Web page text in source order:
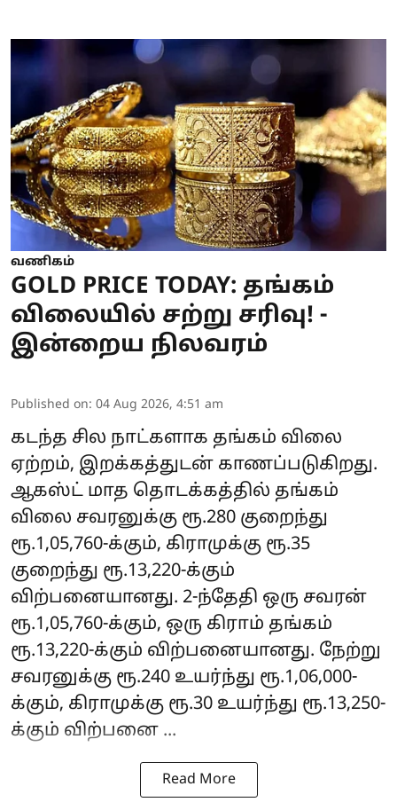
வணிகம்
GOLD PRICE TODAY: தங்கம்
விலையில் சற்று சரிவு! -
இன்றைய நிலவரம்
Published on: 04 Aug 2026, 4:51 am
கடந்த சில நாட்களாக தங்கம் விலை
ஏற்றம், இறக்கத்துடன் காணப்படுகிறது.
ஆகஸ்ட் மாத தொடக்கத்தில் தங்கம்
விலை சவரனுக்கு ரூ.280 குறைந்து
ரூ.1,05,760-க்கும், கிராமுக்கு ரூ.35
குறைந்து ரூ.13,220-க்கும்
விற்பனையானது. 2-ந்தேதி ஒரு சவரன்
ரூ.1,05,760-க்கும், ஒரு கிராம் தங்கம்
ரூ.13,220-க்கும் விற்பனையானது. நேற்று
சவரனுக்கு ரூ.240 உயர்ந்து ரூ.1,06,000-
க்கும், கிராமுக்கு ரூ.30 உயர்ந்து ரூ.13,250-
க்கும் விற்பனை ...
Read More